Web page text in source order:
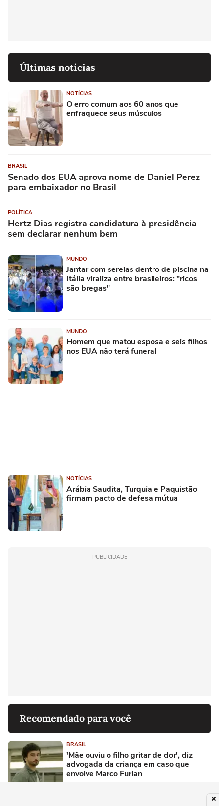
Últimas notícias
NOTÍCIAS
O erro comum aos 60 anos que
enfraquece seus músculos
BRASIL
Senado dos EUA aprova nome de Daniel Perez
para embaixador no Brasil
POLÍTICA
Hertz Dias registra candidatura à presidência
sem declarar nenhum bem
MUNDO
Jantar com sereias dentro de piscina na
Itália viraliza entre brasileiros: "ricos
são bregas"
MUNDO
Homem que matou esposa e seis filhos
nos EUA não terá funeral
NOTÍCIAS
Arábia Saudita, Turquia e Paquistão
firmam pacto de defesa mútua
PUBLICIDADE
Recomendado para você
BRASIL
'Mãe ouviu o filho gritar de dor', diz
advogada da criança em caso que
envolve Marco Furlan